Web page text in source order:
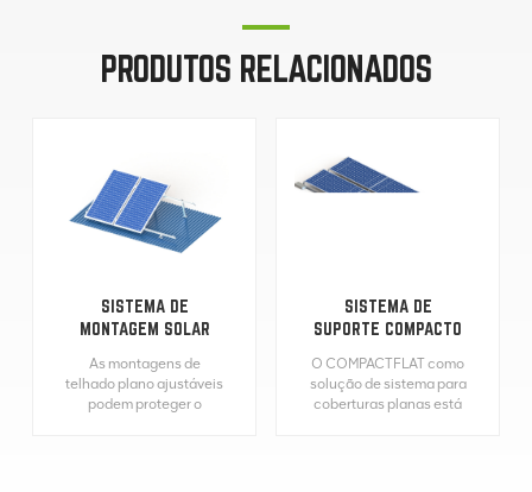
PRODUTOS RELACIONADOS
SISTEMA DE
MONTAGEM SOLAR
TELHADO PLANO
As montagens de
telhado plano ajustáveis
podem proteger o
SISTEMA DE
SUPORTE COMPACTO
SOLAR
O COMPACTFLAT como
solução de sistema para
coberturas planas está